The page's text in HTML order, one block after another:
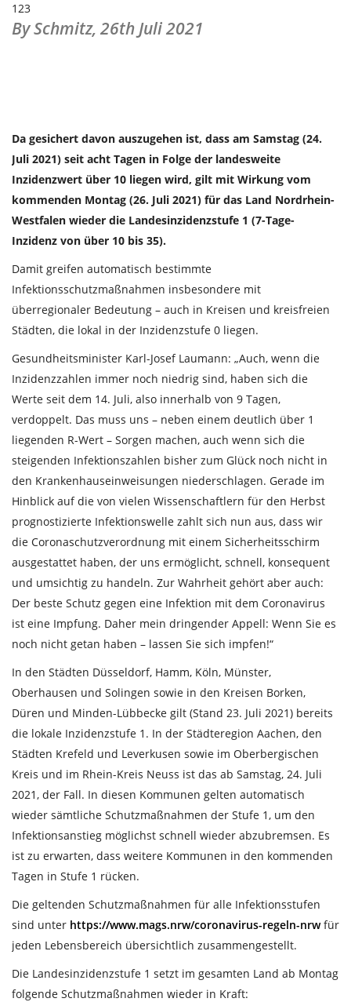
123
By Schmitz, 26th Juli 2021
Da gesichert davon auszugehen ist, dass am Samstag (24.
Juli 2021) seit acht Tagen in Folge der landesweite
Inzidenzwert über 10 liegen wird, gilt mit Wirkung vom
kommenden Montag (26. Juli 2021) für das Land Nordrhein-
Westfalen wieder die Landesinzidenzstufe 1 (7-Tage-
Inzidenz von über 10 bis 35).
Damit greifen automatisch bestimmte
Infektionsschutzmaßnahmen insbesondere mit
überregionaler Bedeutung – auch in Kreisen und kreisfreien
Städten, die lokal in der Inzidenzstufe 0 liegen.
Gesundheitsminister Karl-Josef Laumann: „Auch, wenn die
Inzidenzzahlen immer noch niedrig sind, haben sich die
Werte seit dem 14. Juli, also innerhalb von 9 Tagen,
verdoppelt. Das muss uns – neben einem deutlich über 1
liegenden R-Wert – Sorgen machen, auch wenn sich die
steigenden Infektionszahlen bisher zum Glück noch nicht in
den Krankenhauseinweisungen niederschlagen. Gerade im
Hinblick auf die von vielen Wissenschaftlern für den Herbst
prognostizierte Infektionswelle zahlt sich nun aus, dass wir
die Coronaschutzverordnung mit einem Sicherheitsschirm
ausgestattet haben, der uns ermöglicht, schnell, konsequent
und umsichtig zu handeln. Zur Wahrheit gehört aber auch:
Der beste Schutz gegen eine Infektion mit dem Coronavirus
ist eine Impfung. Daher mein dringender Appell: Wenn Sie es
noch nicht getan haben – lassen Sie sich impfen!“
In den Städten Düsseldorf, Hamm, Köln, Münster,
Oberhausen und Solingen sowie in den Kreisen Borken,
Düren und Minden-Lübbecke gilt (Stand 23. Juli 2021) bereits
die lokale Inzidenzstufe 1. In der Städteregion Aachen, den
Städten Krefeld und Leverkusen sowie im Oberbergischen
Kreis und im Rhein-Kreis Neuss ist das ab Samstag, 24. Juli
2021, der Fall. In diesen Kommunen gelten automatisch
wieder sämtliche Schutzmaßnahmen der Stufe 1, um den
Infektionsanstieg möglichst schnell wieder abzubremsen. Es
ist zu erwarten, dass weitere Kommunen in den kommenden
Tagen in Stufe 1 rücken.
Die geltenden Schutzmaßnahmen für alle Infektionsstufen
sind unter https://www.mags.nrw/coronavirus-regeln-nrwfür
jeden Lebensbereich übersichtlich zusammengestellt.
Die Landesinzidenzstufe 1 setzt im gesamten Land ab Montag
folgende Schutzmaßnahmen wieder in Kraft: